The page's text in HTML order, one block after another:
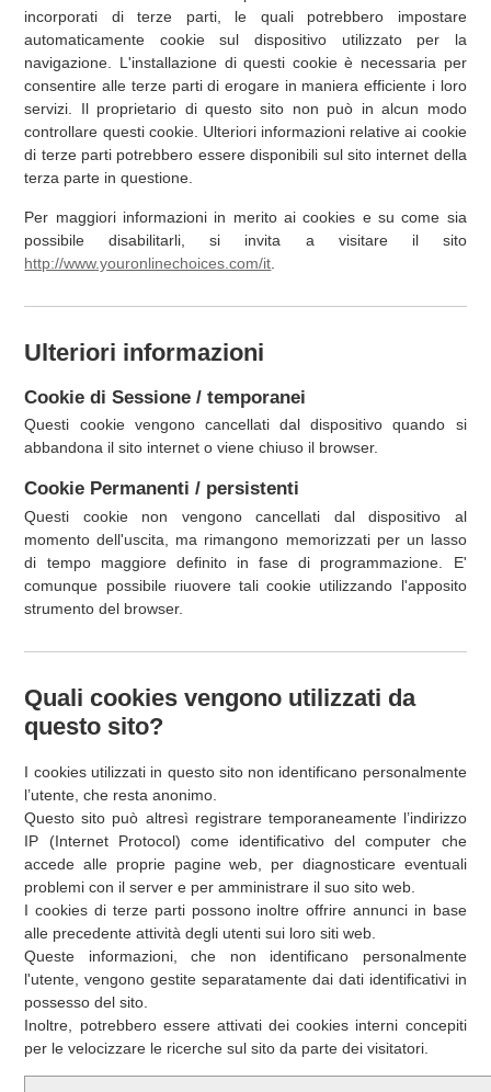
incorporati di terze parti, le quali potrebbero impostare
automaticamente cookie sul dispositivo utilizzato per la
navigazione. L'installazione di questi cookie è necessaria per
consentire alle terze parti di erogare in maniera efficiente i loro
servizi. Il proprietario di questo sito non può in alcun modo
controllare questi cookie. Ulteriori informazioni relative ai cookie
di terze parti potrebbero essere disponibili sul sito internet della
terza parte in questione.
Per maggiori informazioni in merito ai cookies e su come sia
possibile disabilitarli, si invita a visitare il sito
http://www.youronlinechoices.com/it
Ulteriori informazioni
Cookie di Sessione / temporanei
Questi cookie vengono cancellati dal dispositivo quando si
abbandona il sito internet o viene chiuso il browser.
Cookie Permanenti / persistenti
Questi cookie non vengono cancellati dal dispositivo al
momento dell'uscita, ma rimangono memorizzati per un lasso
di tempo maggiore definito in fase di programmazione. E'
comunque possibile riuovere tali cookie utilizzando l'apposito
strumento del browser.
Quali cookies vengono utilizzati da
questo sito?
I cookies utilizzati in questo sito non identificano personalmente
l’utente, che resta anonimo.
Questo sito può altresì registrare temporaneamente l’indirizzo
IP (Internet Protocol) come identificativo del computer che
accede alle proprie pagine web, per diagnosticare eventuali
problemi con il server e per amministrare il suo sito web.
I cookies di terze parti possono inoltre offrire annunci in base
alle precedente attività degli utenti sui loro siti web.
Queste informazioni, che non identificano personalmente
l'utente, vengono gestite separatamente dai dati identificativi in
possesso del sito.
Inoltre, potrebbero essere attivati dei cookies interni concepiti
per le velocizzare le ricerche sul sito da parte dei visitatori.